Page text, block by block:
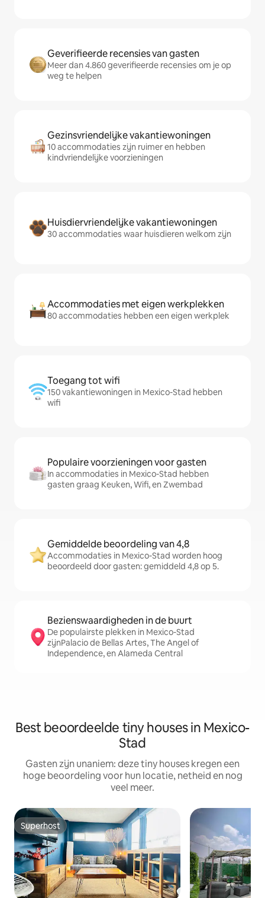
Geverifieerde recensies van gasten
Meer dan 4.860 geverifieerde recensies om je op
weg te helpen
Gezinsvriendelijke vakantiewoningen
10 accommodaties zijn ruimer en hebben
kindvriendelijke voorzieningen
Huisdiervriendelijke vakantiewoningen
30 accommodaties waar huisdieren welkom zijn
Accommodaties met eigen werkplekken
80 accommodaties hebben een eigen werkplek
Toegang tot wifi
150 vakantiewoningen in Mexico-Stad hebben
wifi
Populaire voorzieningen voor gasten
In accommodaties in Mexico-Stad hebben
gasten graag Keuken, Wifi, en Zwembad
Gemiddelde beoordeling van 4,8
Accommodaties in Mexico-Stad worden hoog
beoordeeld door gasten: gemiddeld 4,8 op 5.
Bezienswaardigheden in de buurt
De populairste plekken in Mexico-Stad
zijnPalacio de Bellas Artes, The Angel of
Independence, en Alameda Central
Best beoordeelde tiny houses in Mexico-
Stad
Gasten zijn unaniem: deze tiny houses kregen een
hoge beoordeling voor hun locatie, netheid en nog
veel meer.
Superhost
Superhost